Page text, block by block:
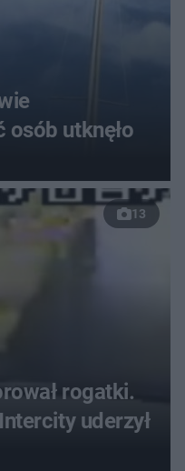
osób utknęło
13
rogatki.
uderzył